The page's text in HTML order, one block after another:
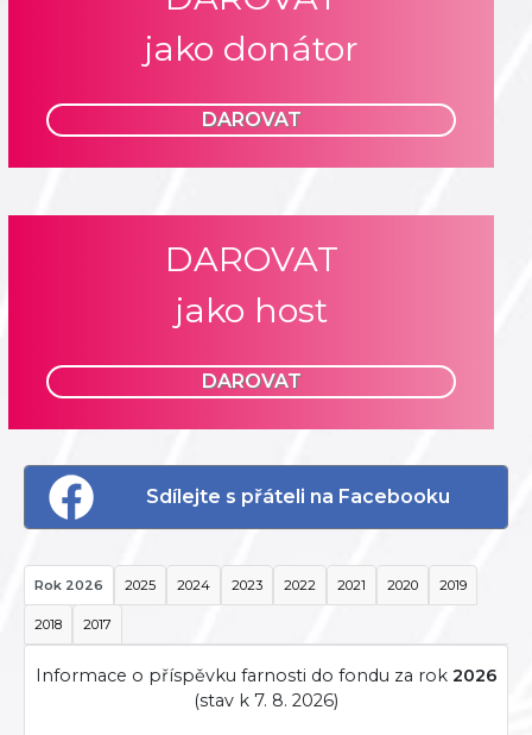
jako donátor
DAROVAT
DAROVAT
jako host
DAROVAT
Sdílejte s přáteli na Facebooku
Rok 2026 2025 2024 2023 2022 2021 2020 2019
2018 2017
Informace o příspěvku farnosti do fondu za rok 2026
(stav k 7. 8. 2026)